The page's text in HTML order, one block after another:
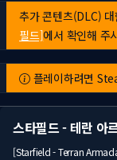
추가 콘텐츠(DLC)
필드]에서 확인해 주
플레이하려면
스타필드 - 테란 아
[Starfield - Terran